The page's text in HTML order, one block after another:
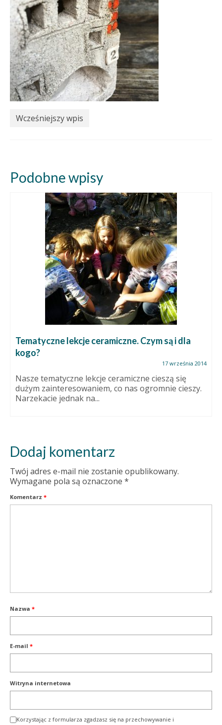
Wcześniejszy wpis
Podobne wpisy
Tematyczne lekcje ceramiczne. Czym są i dla
kogo?
17 września 2014
Nasze tematyczne lekcje ceramiczne cieszą się
dużym zainteresowaniem, co nas ogromnie cieszy.
Narzekacie jednak na...
Dodaj komentarz
Twój adres e-mail nie zostanie opublikowany.
Wymagane pola są oznaczone *
Komentarz *
Nazwa *
E-mail *
Witryna internetowa
Korzystając z formularza zgadzasz się na przechowywanie i